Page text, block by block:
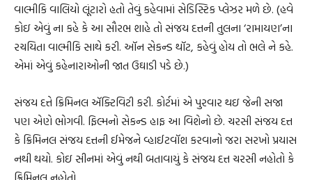
વાલ્મીકિ વાલિયો લૂંટારો હતો તેવું કહેવામાં સેડિસ્ટિક પ્લેઝર મળે છે. (હવે
કોઇ એવું ના કહે કે આ સૌરભ શાહે તો સંજય દત્તની તુલના ‘રામાયણ’ના
રચયિતા વાલ્મીકિ સાથે કરી. ઑન સેકન્ડ થૉટ, કહેવું હોય તો ભલે ને કહે.
એમાં એવું કહેનારાઓની જાત ઉઘાડી પડે છે.)
સંજય દત્તે ક્રિમિનલ ઍક્‍ટિવિટી કરી. કોર્ટમાં એ પુરવાર થઇ જેની સજા
પણ એણે ભોગવી. ફિલ્મનો સેકન્ડ હાફ આ વિશેનો છે. ચરસી સંજય દત્ત
કે ક્રિમિનલ સંજય દત્તની ઈમેજને વ્હાઈટવૉશ કરવાનો જરા સરખો પ્રયાસ
નથી થયો. કોઇ સીનમાં એવું નથી બતાવાયું કે સંજય દત્ત ચરસી નહોતો કે